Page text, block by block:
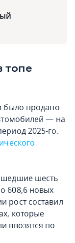
топе
было продано
— на
2025-го.
шесть
608,6 новых
рост составил
которые
ввозятся по